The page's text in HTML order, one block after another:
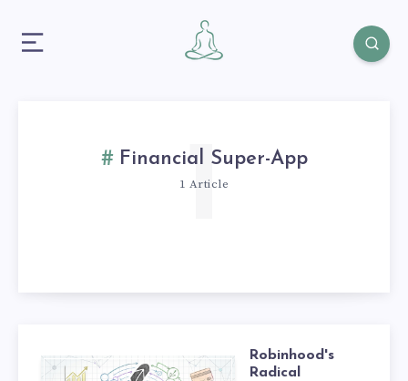
Financial Super-App
1 Article
1
Robinhood's
Radical